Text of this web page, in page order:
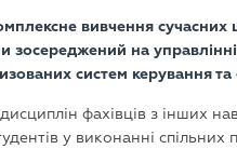
вивчення сучасних
на
систем керування та
фахівців з інших
у виконанні